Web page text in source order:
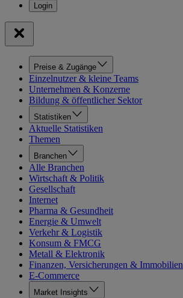
Preise & Zugänge
Einzelnutzer & kleine Teams
Unternehmen & Konzerne
Bildung & öffentlicher Sektor
Statistiken
Aktuelle Statistiken
Themen
Branchen
Alle Branchen
Wirtschaft & Politik
Gesellschaft
Internet
Pharma & Gesundheit
Energie & Umwelt
Verkehr & Logistik
Konsum & FMCG
Metall & Elektronik
Finanzen, Versicherungen & Immobilien
E-Commerce
Market Insights